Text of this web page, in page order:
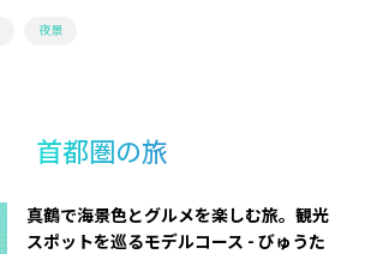
夜景
首都圏の旅
真鶴で海景色とグルメを楽しむ旅。観光
スポットを巡るモデルコース - びゅうた